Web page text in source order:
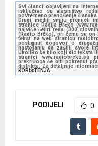
Svi članci objavljeni na
isključivo su vlasništvo
povremeno prenošenje
Drugi mediji smiju prenijeti
stranice Radija Brčko
najviše četiri reda (300
(Radio Brčko), pri čemu su
tekst na web stranicu
postignut dogovor o
nastojanju da zaštiti svoje
Ukoliko se bilo koji dio teksta
stranici www.radiobrcko.ba
prekršioca će biti pokrenut
distrikta. Za detaljnije
KORIŠTENJA.
PODIJELI 0